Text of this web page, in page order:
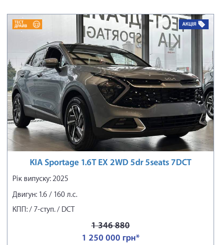
KIA Sportage 1.6T EX 2WD 5dr 5seats 7DCT
Рік випуску: 2025
Двигун: 1.6 / 160 л.с.
КПП: / 7-ступ. / DCT
1 346 880
1 250 000 грн*